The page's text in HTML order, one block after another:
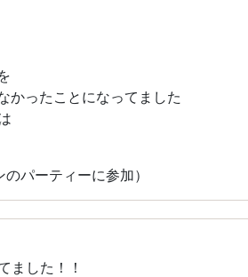
かったことになってました
パーティーに参加）
ました！！